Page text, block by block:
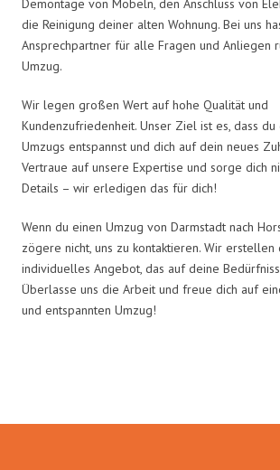
Demontage von Möbeln, den Anschluss von
die Reinigung deiner alten Wohnung. Bei uns
Ansprechpartner für alle Fragen und Anliegen
Umzug.
Wir legen großen Wert auf hohe Qualität und
Kundenzufriedenheit. Unser Ziel ist es, dass
Umzugs entspannst und dich auf dein neues
Vertraue auf unsere Expertise und sorge dich
Details – wir erledigen das für dich!
Wenn du einen Umzug von Darmstadt nach
zögere nicht, uns zu kontaktieren. Wir
individuelles Angebot, das auf deine
Überlasse uns die Arbeit und freue dich auf
und entspannten Umzug!